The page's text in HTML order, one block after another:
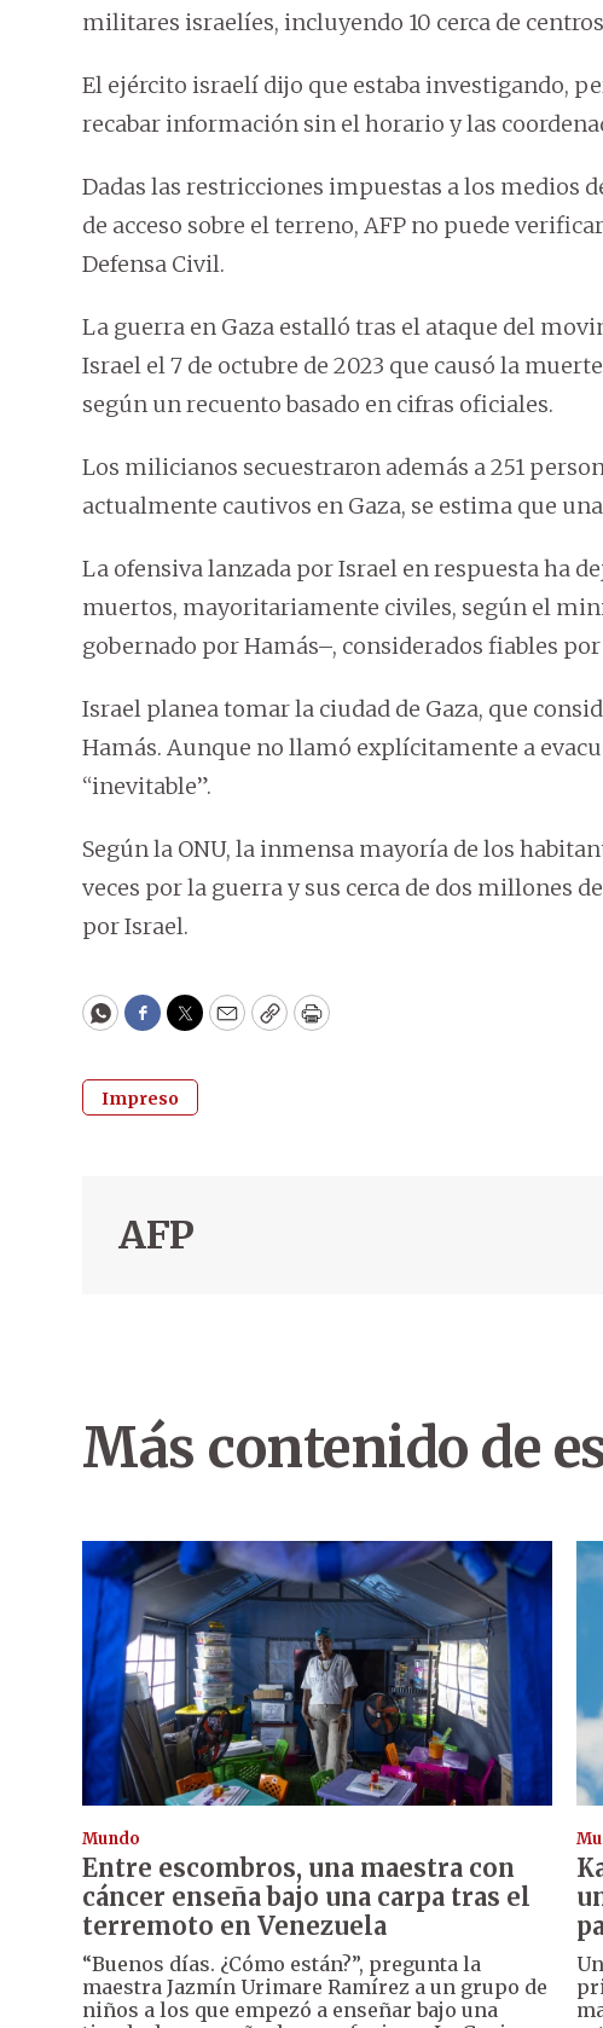
militares israelíes, incluyendo 10 cerca de
El ejército israelí dijo que estaba investigando,
recabar información sin el horario y las
Dadas las restricciones impuestas a los medios
de acceso sobre el terreno, AFP no puede
Defensa Civil.
La guerra en Gaza estalló tras el ataque del
Israel el 7 de octubre de 2023 que causó la
según un recuento basado en cifras oficiales.
Los milicianos secuestraron además a 251
actualmente cautivos en Gaza, se estima que
La ofensiva lanzada por Israel en respuesta ha
muertos, mayoritariamente civiles, según el
gobernado por Hamás–, considerados fiables por
Israel planea tomar la ciudad de Gaza, que
Hamás. Aunque no llamó explícitamente a
“inevitable”.
Según la ONU, la inmensa mayoría de los
veces por la guerra y sus cerca de dos millones
por Israel.
WhatsApp
Facebook
Twitter
EmailCopyPrint
Impreso
AFP
Más contenido de
Mundo
Entre escombros, una maestra con
cáncer enseña bajo una carpa tras el
terremoto en Venezuela
“Buenos días. ¿Cómo están?”, pregunta la
maestra Jazmín Urimare Ramírez a un grupo de
niños a los que empezó a enseñar bajo una